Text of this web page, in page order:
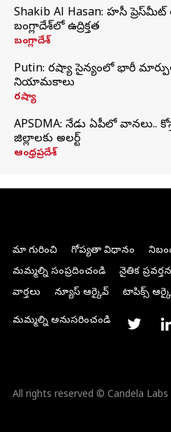
Shakib Al Hasan: హసీనా
బంగ్లాదేశ్‌లో ఉద్రిక్తత
బంగ్లాదేశ్
Putin: రష్యా సైన్యంలో భారీ
నియామకాలు
రష్యా
APSDMA: నేడు ఏపీలో
జిల్లాలకు అలర్ట్
ఆంధ్రప్రదేశ్
మా గురించి గోప్యతా విధానం
మమ్మల్ని సంప్రదించండి
నైతిక ప్రవర్తన
వార్తలు
న్యూస్ ఆర్కైవ్ టాపిక్స్
మమ్మల్ని అనుసరించండి
All rights reserved © Candela